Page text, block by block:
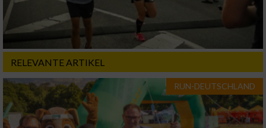
RELEVANTE ARTIKEL
RUN-DEUTSCHLAND